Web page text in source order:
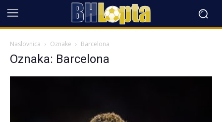
Naslovnica Oznake Barcelona
Oznaka: Barcelona